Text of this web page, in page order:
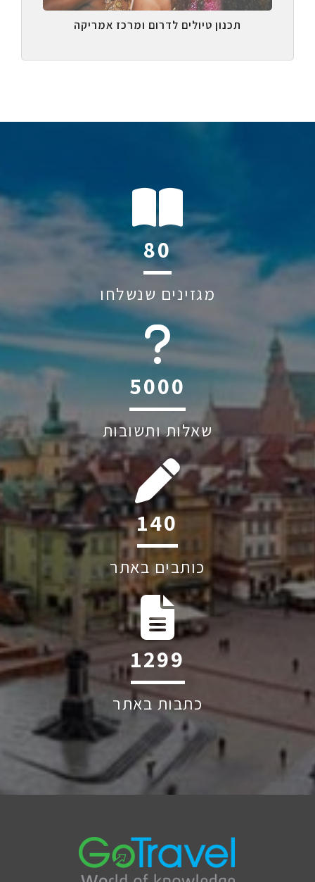
תכנון טיולים לדרום ומרכז אמריקה
114
מגזינים שנשלחו
6045
שאלות ותשובות
200
כותבים באתר
1863
כתבות באתר